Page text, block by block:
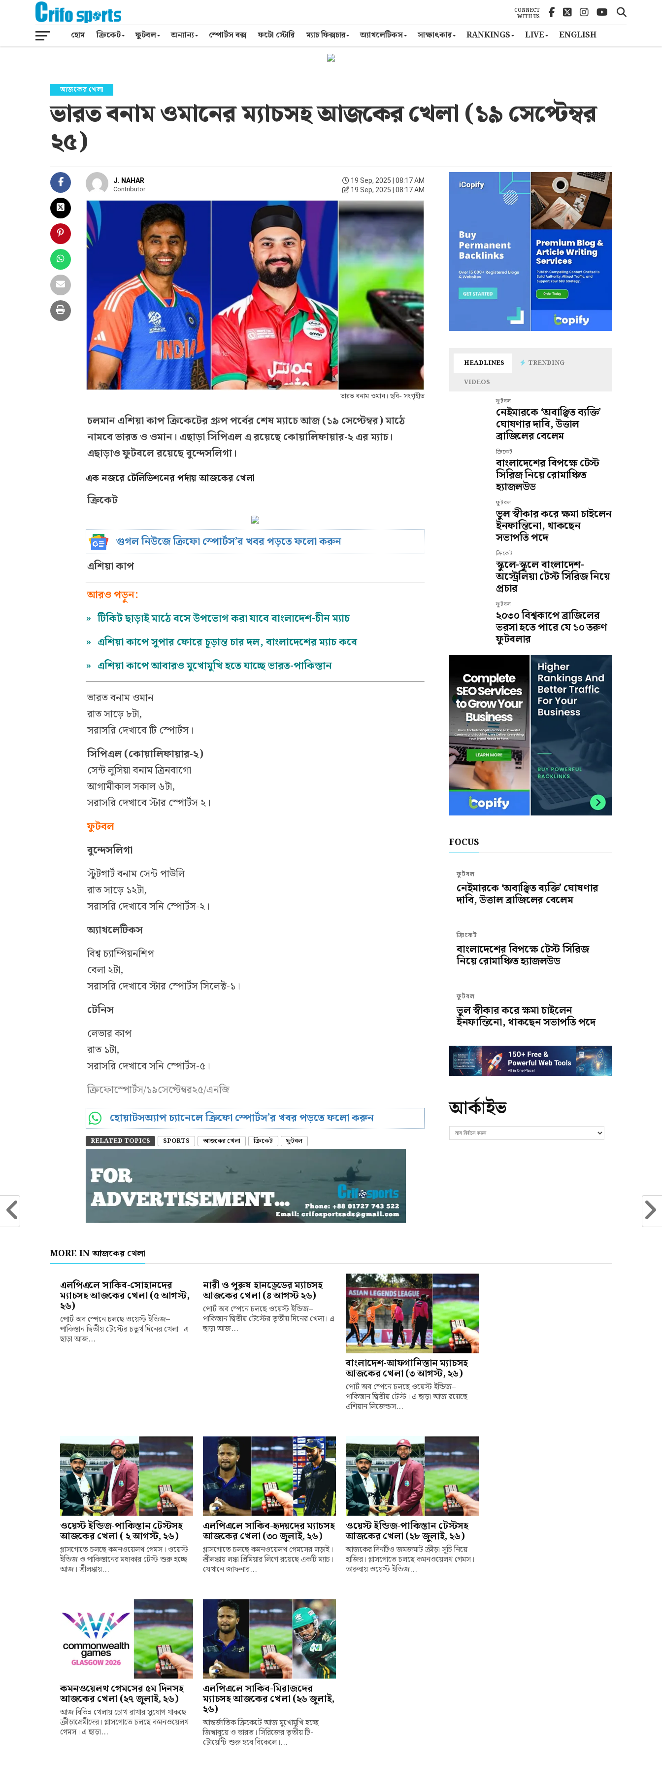
CONNECT
WITH US
হোম ক্রিকেট ফুটবল অন্যান্য স্পোর্টস বক্স ফটো স্টোরি ম্যাচ ফিক্সচার অ্যাথলেটিকস সাক্ষাৎকার RANKINGS LIVE ENGLISH
আজকের খেলা
ভারত বনাম ওমানের ম্যাচসহ আজকের খেলা (১৯ সেপ্টেম্বর
২৫)
J. NAHAR
Contributor
19 Sep, 2025 | 08:17 AM
19 Sep, 2025 | 08:17 AM
ভারত বনাম ওমান। ছবি- সংগৃহীত
চলমান এশিয়া কাপ ক্রিকেটের গ্রুপ পর্বের শেষ ম্যাচে আজ (১৯ সেপ্টেম্বর) মাঠে
নামবে ভারত ও ওমান। এছাড়া সিপিএল এ রয়েছে কোয়ালিফায়ার-২ এর ম্যাচ।
এছাড়াও ফুটবলে রয়েছে বুন্দেসলিগা।
এক নজরে টেলিভিশনের পর্দায় আজকের খেলা
ক্রিকেট
গুগল নিউজে ক্রিফো স্পোর্টস’র খবর পড়তে ফলো করুন
এশিয়া কাপ
আরও পড়ুন:
» টিকিট ছাড়াই মাঠে বসে উপভোগ করা যাবে বাংলাদেশ-চীন ম্যাচ
» এশিয়া কাপে সুপার ফোরে চূড়ান্ত চার দল, বাংলাদেশের ম্যাচ কবে
» এশিয়া কাপে আবারও মুখোমুখি হতে যাচ্ছে ভারত-পাকিস্তান
ভারত বনাম ওমান
রাত সাড়ে ৮টা,
সরাসরি দেখাবে টি স্পোর্টস।
সিপিএল (কোয়ালিফায়ার-২)
সেন্ট লুসিয়া বনাম ত্রিনবাগো
আগামীকাল সকাল ৬টা,
সরাসরি দেখাবে স্টার স্পোর্টস ২।
ফুটবল
বুন্দেসলিগা
স্টুটগার্ট বনাম সেন্ট পাউলি
রাত সাড়ে ১২টা,
সরাসরি দেখাবে সনি স্পোর্টস-২।
অ্যাথলেটিকস
বিশ্ব চ্যাম্পিয়নশিপ
বেলা ২টা,
সরাসরি দেখাবে স্টার স্পোর্টস সিলেক্ট-১।
টেনিস
লেভার কাপ
রাত ১টা,
সরাসরি দেখাবে সনি স্পোর্টস-৫।
ক্রিফোস্পোর্টস/১৯সেপ্টেম্বর২৫/এনজি
হোয়াটসঅ্যাপ চ্যানেলে ক্রিফো স্পোর্টস’র খবর পড়তে ফলো করুন
RELATED TOPICS SPORTS আজকের খেলা ক্রিকেট ফুটবল
HEADLINES
TRENDING
VIDEOS
ফুটবল
নেইমারকে ‘অবাঞ্ছিত ব্যক্তি’
ঘোষণার দাবি, উত্তাল
ব্রাজিলের বেলেম
ক্রিকেট
বাংলাদেশের বিপক্ষে টেস্ট
সিরিজ নিয়ে রোমাঞ্চিত
হ্যাজলউড
ফুটবল
ভুল স্বীকার করে ক্ষমা চাইলেন
ইনফান্তিনো, থাকছেন
সভাপতি পদে
ক্রিকেট
স্কুলে-স্কুলে বাংলাদেশ-
অস্ট্রেলিয়া টেস্ট সিরিজ নিয়ে
প্রচার
ফুটবল
২০৩০ বিশ্বকাপে ব্রাজিলের
ভরসা হতে পারে যে ১০ তরুণ
ফুটবলার
FOCUS
ফুটবল
নেইমারকে ‘অবাঞ্ছিত ব্যক্তি’ ঘোষণার
দাবি, উত্তাল ব্রাজিলের বেলেম
ক্রিকেট
বাংলাদেশের বিপক্ষে টেস্ট সিরিজ
নিয়ে রোমাঞ্চিত হ্যাজলউড
ফুটবল
ভুল স্বীকার করে ক্ষমা চাইলেন
ইনফান্তিনো, থাকছেন সভাপতি পদে
আর্কাইভ
MORE IN আজকের খেলা
এলপিএলে সাকিব-সোহানদের
ম্যাচসহ আজকের খেলা (৫ আগস্ট,
২৬)
পোর্ট অব স্পেনে চলছে ওয়েস্ট ইন্ডিজ–
পাকিস্তান দ্বিতীয় টেস্টের চতুর্থ দিনের খেলা। এ
ছাড়া আজ...
নারী ও পুরুষ হানড্রেডের ম্যাচসহ
আজকের খেলা (৪ আগস্ট ২৬)
পোর্ট অব স্পেনে চলছে ওয়েস্ট ইন্ডিজ–
পাকিস্তান দ্বিতীয় টেস্টের তৃতীয় দিনের খেলা। এ
ছাড়া আজ...
বাংলাদেশ-আফগানিস্তান ম্যাচসহ
আজকের খেলা (৩ আগস্ট, ২৬)
পোর্ট অব স্পেনে চলছে ওয়েস্ট ইন্ডিজ–
পাকিস্তান দ্বিতীয় টেস্ট। এ ছাড়া আজ রয়েছে
এশিয়ান লিজেন্ডস...
ওয়েস্ট ইন্ডিজ-পাকিস্তান টেস্টসহ
আজকের খেলা ( ২ আগস্ট, ২৬)
গ্লাসগোতে চলছে কমনওয়েলথ গেমস। ওয়েস্ট
ইন্ডিজ ও পাকিস্তানের মধ্যকার টেস্ট শুরু হচ্ছে
আজ। শ্রীলঙ্কায়...
এলপিএলে সাকিব-হৃদয়দের ম্যাচসহ
আজকের খেলা (৩০ জুলাই, ২৬)
গ্লাসগোতে চলছে কমনওয়েলথ গেমসের লড়াই।
শ্রীলঙ্কায় লঙ্কা প্রিমিয়ার লিগে রয়েছে একটি ম্যাচ।
যেখানে জাফনার...
ওয়েস্ট ইন্ডিজ-পাকিস্তান টেস্টসহ
আজকের খেলা (২৮ জুলাই, ২৬)
আজকের দিনটিও জমজমাট ক্রীড়া সূচি নিয়ে
হাজির। গ্লাসগোতে চলছে কমনওয়েলথ গেমস।
তারুবায় ওয়েস্ট ইন্ডিজ...
কমনওয়েলথ গেমসের ৫ম দিনসহ
আজকের খেলা (২৭ জুলাই, ২৬)
আজ বিভিন্ন খেলায় চোখ রাখার সুযোগ থাকছে
ক্রীড়াপ্রেমীদের। গ্লাসগোতে চলছে কমনওয়েলথ
গেমস। এ ছাড়া...
এলপিএলে সাকিব-মিরাজদের
ম্যাচসহ আজকের খেলা (২৬ জুলাই,
২৬)
আন্তর্জাতিক ক্রিকেটে আজ মুখোমুখি হচ্ছে
জিম্বাবুয়ে ও ভারত। সিরিজের তৃতীয় টি-
টোয়েন্টি শুরু হবে বিকেলে।...